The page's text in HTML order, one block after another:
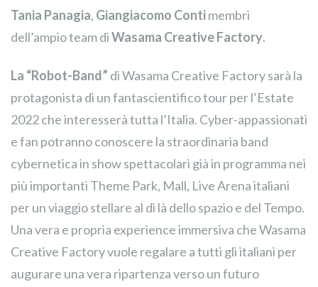
Tania Panagia, Giangiacomo Contimembri
dell’ampio team diWasama Creative Factory.
La “Robot-Band” di Wasama Creative Factory sarà la
protagonista di un fantascientifico tour per l’Estate
2022 che interesserà tutta l’Italia. Cyber-appassionati
e fan potranno conoscere la straordinaria band
cybernetica in show spettacolari già in programma nei
più importanti Theme Park, Mall, Live Arena italiani
per un viaggio stellare al di là dello spazio e del Tempo.
Una vera e propria experience immersiva che Wasama
Creative Factory vuole regalare a tutti gli italiani per
augurare una vera ripartenza verso un futuro